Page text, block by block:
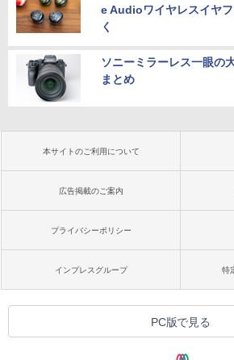
e Audioワイヤレスイヤ
く
ソニーミラーレス一眼の
まとめ
本サイトのご利用について
広告掲載のご案内
プライバシーポリシー
インプレスグループ 特
PC版で見る